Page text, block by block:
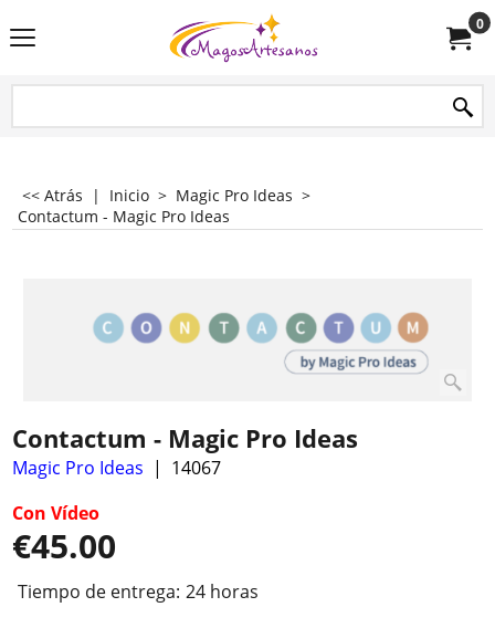
0
<< Atrás | Inicio > Magic Pro Ideas >
Contactum - Magic Pro Ideas
Contactum - Magic Pro Ideas
Magic Pro Ideas
14067
Con Vídeo
€45.00
Tiempo de entrega: 24 horas